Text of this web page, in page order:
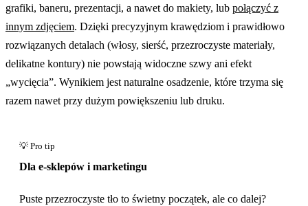
grafiki, baneru, prezentacji, a nawet do makiety, lub połączyć z
innym zdjęciem. Dzięki precyzyjnym krawędziom i prawidłowo
rozwiązanych detalach (włosy, sierść, przezroczyste materiały,
delikatne kontury) nie powstają widoczne szwy ani efekt
„wycięcia”. Wynikiem jest naturalne osadzenie, które trzyma się
razem nawet przy dużym powiększeniu lub druku.
Dla e-sklepów i marketingu
Puste przezroczyste tło to świetny początek, ale co dalej?